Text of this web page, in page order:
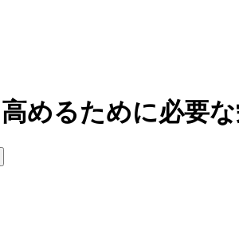
めるために必要